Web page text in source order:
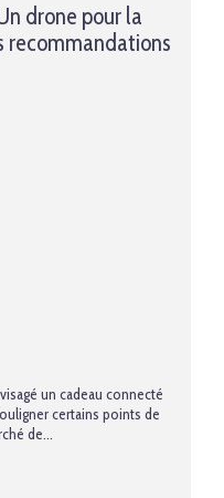
drone pour la
recommandations
un cadeau connecté
certains points de
de...